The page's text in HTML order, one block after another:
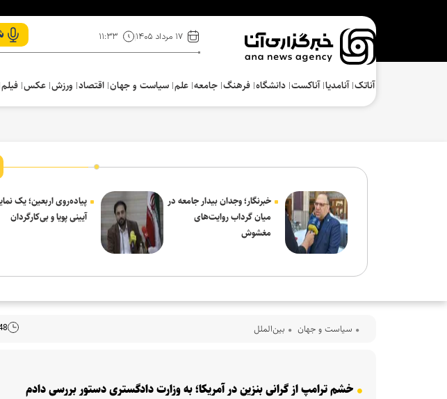
۱۷ مرداد ۱۴۰۵ ۱۱:۳۳
آناتک آنامدیا آناکست دانشگاه فرهنگ‌ جامعه علم سیاست و جهان اقتصاد ورزش عکس فیلم
خبرنگار؛ وجدان بیدار جامعه در
میان گرداب روایت‌های
مغشوش
پیاده‌روی اربعین؛ یک
آیینی پویا و بی‌کارگردان
سیاست و جهان بین‌الملل
خشم ترامپ از گرانی بنزین در آمریکا؛ به وزارت دادگستری دستور بررسی دادم